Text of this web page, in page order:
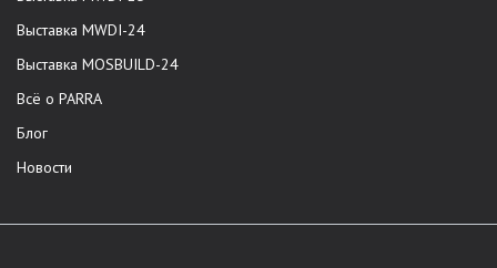
компания не задействует третьих лиц.
Корпоративная служба сервиса.
Профессиональная сборка и доставка в один день.
Выставка MWDI-24
Выставка MOSBUILD-24
Всё о PARRA
Блог
Новости